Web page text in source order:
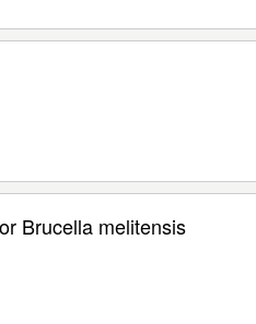
Brucella melitensis